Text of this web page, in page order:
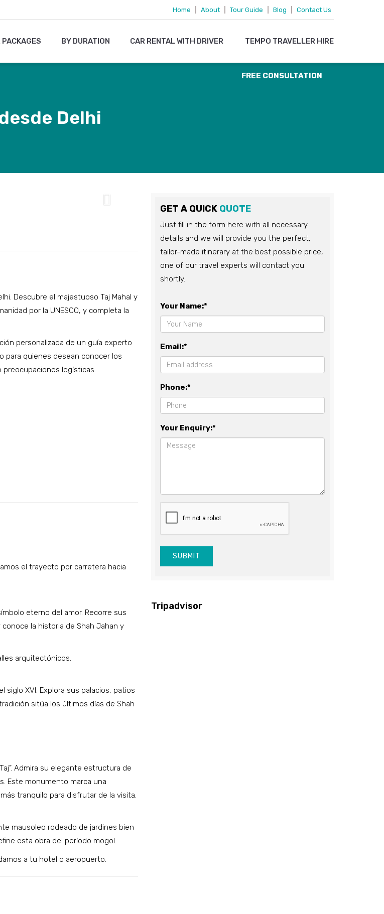
Home About Tour Guide Blog Contact Us
PACKAGES BY DURATION CAR RENTAL WITH DRIVER TEMPO TRAVELLER HIRE
Delhi
095719 15083
OR
EMAIL US
FREE CONSULTATION
Descubre el majestuoso Taj Mahal y
por la UNESCO, y completa la
personalizada de un guía experto
para quienes desean conocer los
logísticas.
el trayecto por carretera hacia
eterno del amor. Recorre sus
la historia de Shah Jahan y
arquitectónicos.
XVI. Explora sus palacios, patios
sitúa los últimos días de Shah
Admira su elegante estructura de
Este monumento marca una
tranquilo para disfrutar de la visita.
mausoleo rodeado de jardines bien
esta obra del período mogol.
a tu hotel o aeropuerto.
GET A QUICK QUOTE
Just fill in the form here with all necessary
details and we will provide you the perfect,
tailor-made itinerary at the best possible price,
one of our travel experts will contact you
shortly.
Your Name:*
Email:*
Phone:*
Your Enquiry:*
SUBMIT
Tripadvisor